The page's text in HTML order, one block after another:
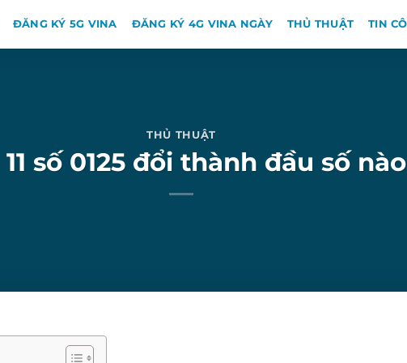
ĐĂNG KÝ 5G VINA ĐĂNG KÝ 4G VINA NGÀY THỦ THUẬT TIN
THỦ THUẬT
số 0125 đổi thành đầu số